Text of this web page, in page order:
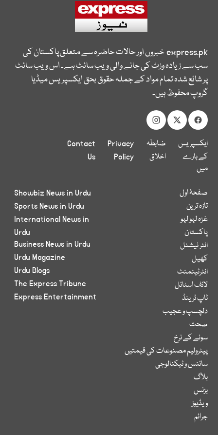
express.pkخبروں اور حالات حاضرہ سے متعلق پاکستان کی
سب سے زیادہ وزٹ کی جانے والی ویب سائٹ ہے۔ اس ویب سائٹ
پر شائع شدہ تمام مواد کے جملہ حقوق بحق ایکسپریس میڈیا
گروپ محفوظ ہیں۔
ایکسپریس
کے بارے
میں
ضابطہ
اخلاق
Privacy
Policy
Contact
Us
صفحۂ اول
تازہ ترین
غزہ لہو لہو
پاکستان
انٹر نیشنل
کھیل
انٹرٹینمنٹ
لائف اسٹائل
ٹاپ ٹرینڈ
دلچسپ و عجیب
صحت
سونے کے نرخ
پیٹرولیم مصنوعات کی قیمتیں
سائنس و ٹیکنالوجی
بلاگ
بزنس
ویڈیوز
جرائم
Showbiz News in Urdu
Sports News in Urdu
International News in
Urdu
Business News in Urdu
Urdu Magazine
Urdu Blogs
The Express Tribune
Express Entertainment